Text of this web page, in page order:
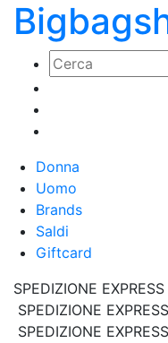
Donna
Uomo
Brands
Saldi
Giftcard
SPEDIZIONE
SPEDIZIONE
SPEDIZIONE